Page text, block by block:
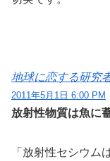
地球に恋する研究
2011年5月1日 6:00 PM
放射性物質は魚に
「放射性セシウム